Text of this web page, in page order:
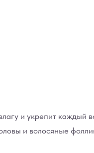
и укрепит каждый
и волосяные